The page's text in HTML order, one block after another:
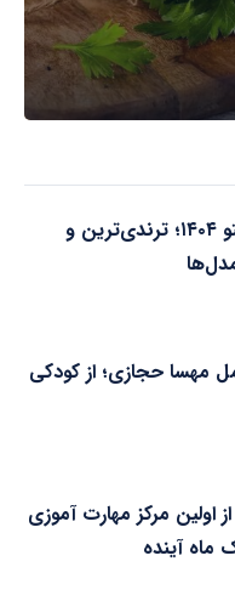
۱۵ مدل مانتو ۱۴۰۴؛ ترندی‌ترین و
مهسا حجازی؛ از کودکی
اولین مرکز مهارت آموزی
ماه آینده